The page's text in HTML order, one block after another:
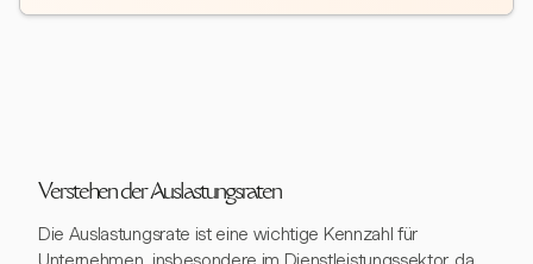
Verstehen der Auslastungsraten
Die Auslastungsrate ist eine wichtige Kennzahl für